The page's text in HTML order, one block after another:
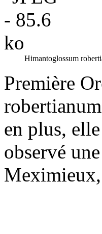
Himantoglossum
Première
en plus,
observé
Meximieux,